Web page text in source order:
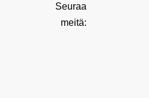
Seuraa
meitä: